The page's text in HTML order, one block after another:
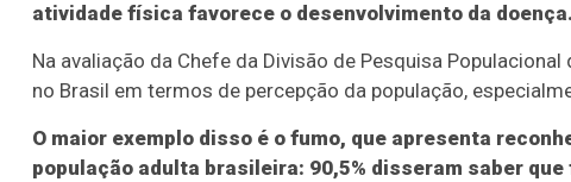
atividade física favorece o desenvolvimento da doença.
Na avaliação da Chefe da Divisão de Pesquisa
no Brasil em termos de percepção da população,
O maior exemplo disso é o fumo, que apresenta
população adulta brasileira: 90,5% disseram saber